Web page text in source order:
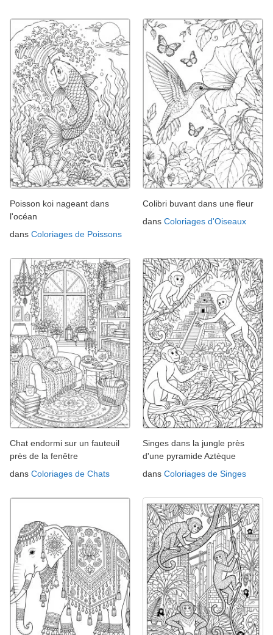
Poisson koi nageant dans
l'océan
dans Coloriages de Poissons
Colibri buvant dans une fleur
dans Coloriages d'Oiseaux
Chat endormi sur un fauteuil
près de la fenêtre
dans Coloriages de Chats
Singes dans la jungle près
d'une pyramide Aztèque
dans Coloriages de Singes